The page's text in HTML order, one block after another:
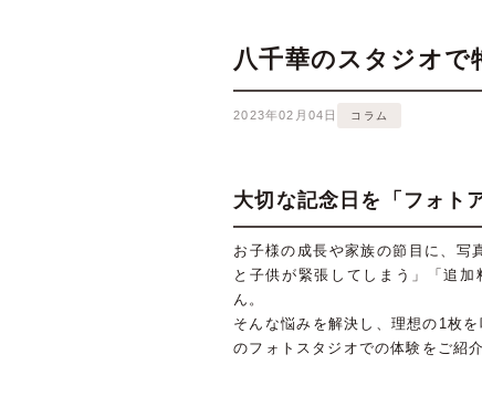
八千華のスタジオで
2023年02月04日 コラム
大切な記念日を「フォト
お子様の成長や家族の節目に、写
と子供が緊張してしまう」「追
ん。
そんな悩みを解決し、理想の1枚
のフォトスタジオでの体験をご紹介